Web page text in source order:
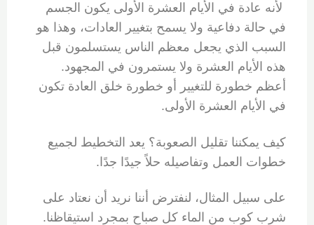
لأنه عادة في الأيام العشرة الأولى يكون الجسم
في حالة دفاعية ولا يسمح بتغيير العادات، وهذا هو
السبب الذي يجعل معظم الناس يستسلمون قبل
هذه الأيام العشرة ولا يستمرون في المجهود.
أعظم خطورة للتغيير أو خطورة خلق العادة تكون
في الأيام العشرة الأولى.
كيف يمكننا تقليل الصعوبة؟ يعد التخطيط لجميع
خطوات العمل وتفاصيله حلاً جيدًا جدًا.
على سبيل المثال، لنفترض أننا نريد أن نعتاد على
شرب كوب من الماء كل صباح بمجرد استيقاظنا.